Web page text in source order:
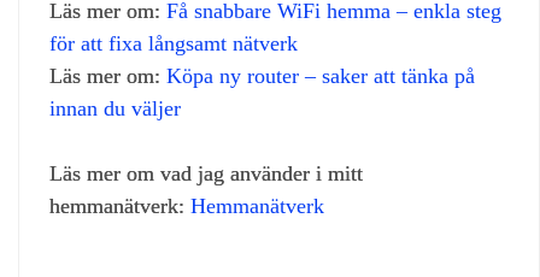
Läs mer om: Få snabbare WiFi hemma – enkla steg
för att fixa långsamt nätverk
Läs mer om: Köpa ny router – saker att tänka på
innan du väljer
Läs mer om vad jag använder i mitt
hemmanätverk: Hemmanätverk